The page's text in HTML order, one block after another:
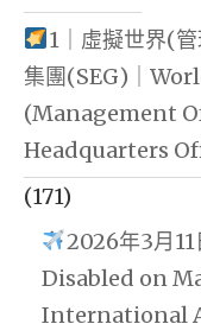
1｜虛擬世界(
集團(SEG)｜
(Management
Headquarters
(171)
2026年3月11
Disabled on
International